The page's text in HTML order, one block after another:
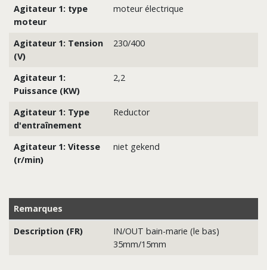
Agitateur 1: type
moteur
moteur électrique
Agitateur 1: Tension
(V)
230/400
Agitateur 1:
Puissance (KW)
2,2
Agitateur 1: Type
d'entraînement
Reductor
Agitateur 1: Vitesse
(r/min)
niet gekend
Remarques
Description (FR)
IN/OUT bain-marie (le bas)
35mm/15mm